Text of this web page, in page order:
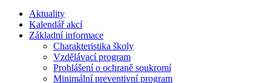
Aktuality
Kalendář akcí
Základní informace
Charakteristika školy
Vzdělávací program
Prohlášení o ochraně soukromí
Minimální preventivní program